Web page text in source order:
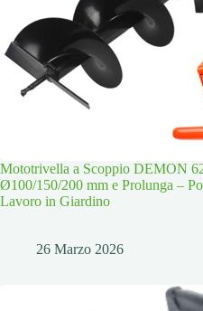
Mototrivella a Scoppio DEMON
Ø100/150/200 mm e Prolunga –
Lavoro in Giardino
26 Marzo 2026